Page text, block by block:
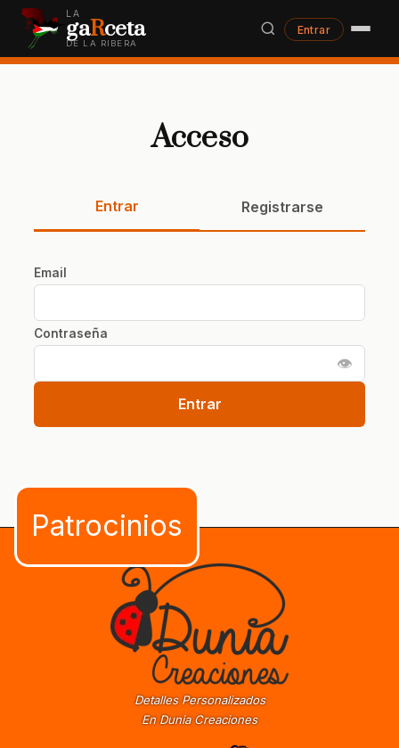
LA
gaRceta
DE LA RIBERA
Entrar
Acceso
Entrar Registrarse
Email
Contraseña
👁
Entrar
Detalles Personalizados
En Dunia Creaciones